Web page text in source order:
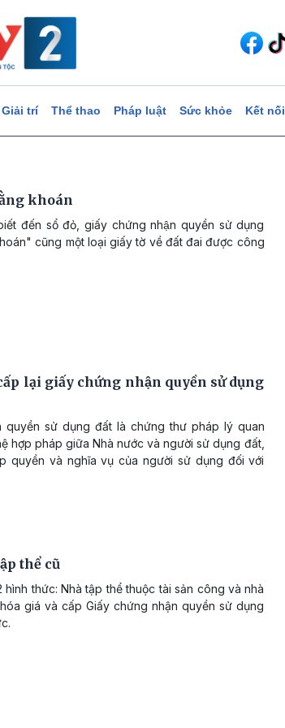
trí Thể thao Pháp luật Sức khỏe Kết nối
khoán
đến sổ đỏ, giấy chứng nhận quyền sử dụng
cũng một loại giấy tờ về đất đai được công
lại giấy chứng nhận quyền sử dụng
quyền sử dụng đất là chứng thư pháp lý quan
hợp pháp giữa Nhà nước và người sử dụng đất,
quyền và nghĩa vụ của người sử dụng đối với
thể cũ
thức: Nhà tập thể thuộc tài sản công và nhà
giá và cấp Giấy chứng nhận quyền sử dụng